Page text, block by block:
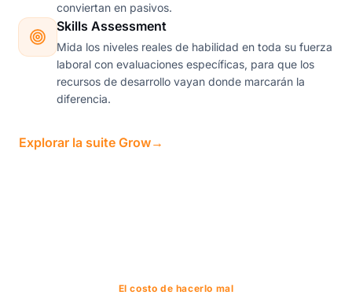
conviertan en pasivos.
Skills Assessment
Mida los niveles reales de habilidad en toda su fuerza
laboral con evaluaciones específicas, para que los
recursos de desarrollo vayan donde marcarán la
diferencia.
Explorar la suite Grow→
El costo de hacerlo mal